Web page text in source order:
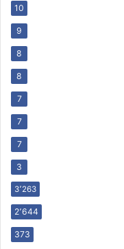
10
9
8
8
7
7
7
3
3٬263
2٬644
373